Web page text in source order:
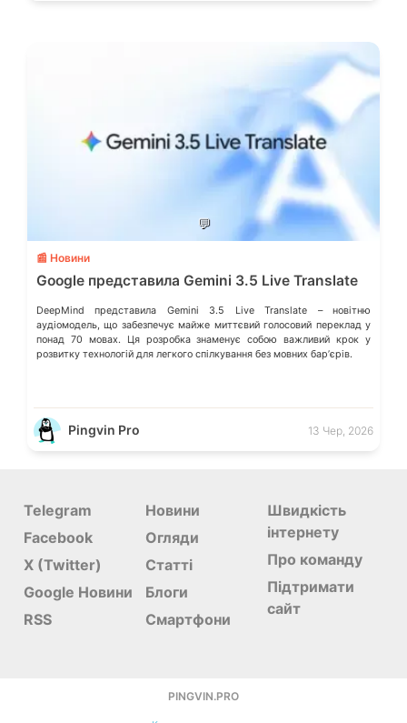
💬
📰 Новини
Google представила Gemini 3.5 Live Translate
DeepMind представила Gemini 3.5 Live Translate – новітню
аудіомодель, що забезпечує майже миттєвий голосовий переклад у
понад 70 мовах. Ця розробка знаменує собою важливий крок у
розвитку технологій для легкого спілкування без мовних барʼєрів.
Pingvin Pro 13 Чер, 2026
Telegram
Facebook
X (Twitter)
Google Новини
RSS
Новини
Огляди
Статті
Блоги
Смартфони
Швидкість
інтернету
Про команду
Підтримати
сайт
PINGVIN.PRO